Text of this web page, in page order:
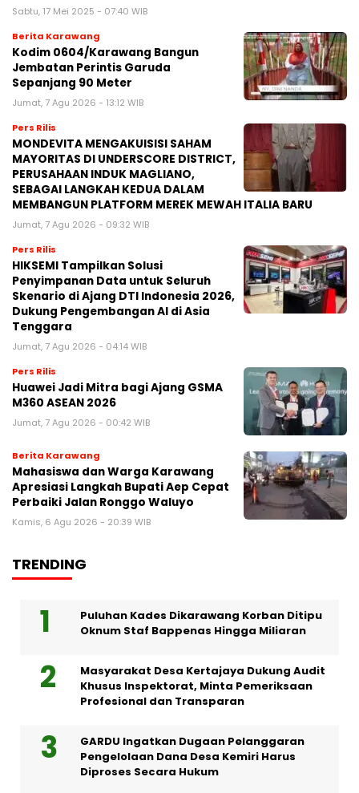
Sabtu, 17 Mei 2025 - 07:40 WIB
Berita Karawang
Kodim 0604/Karawang Bangun
Jembatan Perintis Garuda
Sepanjang 90 Meter
Jumat, 7 Agu 2026 - 13:12 WIB
Pers Rilis
MONDEVITA MENGAKUISISI SAHAM
MAYORITAS DI UNDERSCORE DISTRICT,
PERUSAHAAN INDUK MAGLIANO,
SEBAGAI LANGKAH KEDUA DALAM
MEMBANGUN PLATFORM MEREK MEWAH ITALIA BARU
Jumat, 7 Agu 2026 - 09:32 WIB
Pers Rilis
HIKSEMI Tampilkan Solusi
Penyimpanan Data untuk Seluruh
Skenario di Ajang DTI Indonesia 2026,
Dukung Pengembangan AI di Asia
Tenggara
Jumat, 7 Agu 2026 - 04:14 WIB
Pers Rilis
Huawei Jadi Mitra bagi Ajang GSMA
M360 ASEAN 2026
Jumat, 7 Agu 2026 - 00:42 WIB
Berita Karawang
Mahasiswa dan Warga Karawang
Apresiasi Langkah Bupati Aep Cepat
Perbaiki Jalan Ronggo Waluyo
Kamis, 6 Agu 2026 - 20:39 WIB
TRENDING
Puluhan Kades Dikarawang Korban Ditipu
Oknum Staf Bappenas Hingga Miliaran
Masyarakat Desa Kertajaya Dukung Audit
Khusus Inspektorat, Minta Pemeriksaan
Profesional dan Transparan
GARDU Ingatkan Dugaan Pelanggaran
Pengelolaan Dana Desa Kemiri Harus
Diproses Secara Hukum